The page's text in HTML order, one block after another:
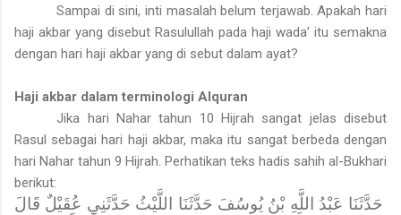
Sampai di sini, inti masalah belum terjawab. Apakah hari
haji akbar yang disebut Rasulullah pada haji wada’ itu semakna
dengan hari haji akbar yang di sebut dalam ayat?
Haji akbar dalam terminologi Alquran
Jika hari Nahar tahun 10 Hijrah sangat jelas disebut
Rasul sebagai hari haji akbar, maka itu sangat berbeda dengan
hari Nahar tahun 9 Hijrah. Perhatikan teks hadis sahih al-Bukhari
berikut:
حَدَّثَنَا عَبْدُ اللَّهِ بْنُ يُوسُفَ حَدَّثَنَا اللَّيْثُ حَدَّثَنِي عُقَيْلٌ قَالَ